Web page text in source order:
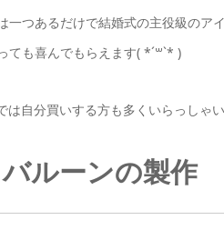
つあるだけで結婚式の主役級のア
も喜んでもらえます( *´꒳`* )
自分買いする方も多くいらっしゃい
ルーンの製作